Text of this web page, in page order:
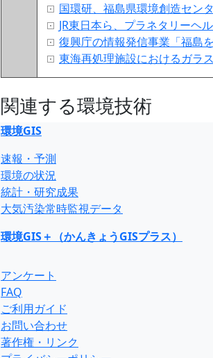
国環研、福島県環境創造セン
JR東日本ら、プラネタリーヘ
復興庁の情報発信事業「福島
東海再処理施設におけるガラ
関連する環境技術
環境GIS
速報・予測
環境の状況
統計・研究成果
大気汚染常時監視データ
環境GIS＋（かんきょうGISプラス）
アンケート
FAQ
ご利用ガイド
お問い合わせ
著作権・リンク